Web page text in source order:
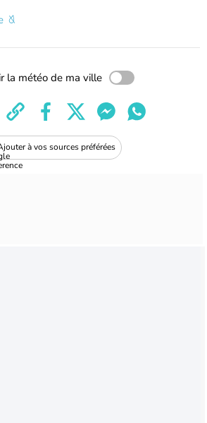
la météo de ma ville
à vos sources préférées